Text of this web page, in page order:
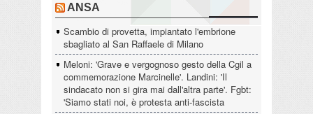
ANSA
Scambio di provetta, impiantato l'embrione
sbagliato al San Raffaele di Milano
Meloni: 'Grave e vergognoso gesto della Cgil a
commemorazione Marcinelle'. Landini: 'Il
sindacato non si gira mai dall'altra parte'. Fgbt:
'Siamo stati noi, è protesta anti-fascista